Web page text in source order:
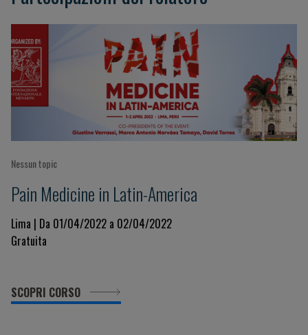
Nessun topic
Pain Medicine in Latin-America
Lima | Da 01/04/2022 a 02/04/2022
Gratuita
SCOPRI CORSO